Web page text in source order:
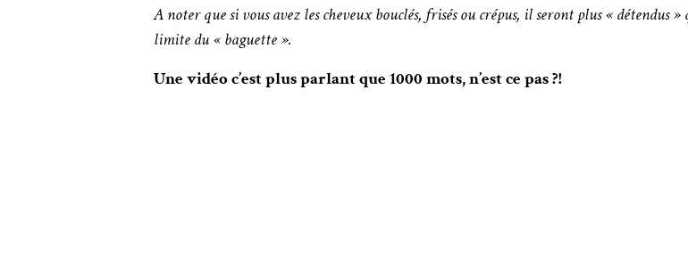
A noter que si vous avez les cheveux bouclés, frisés ou crépus, il seront plus « détendus
limite du « baguette ».
Une vidéo c’est plus parlant que 1000 mots, n’est ce pas ?!